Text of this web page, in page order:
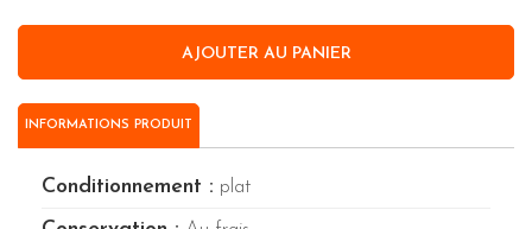
INFORMATIONS PRODUIT
Conditionnement : plat